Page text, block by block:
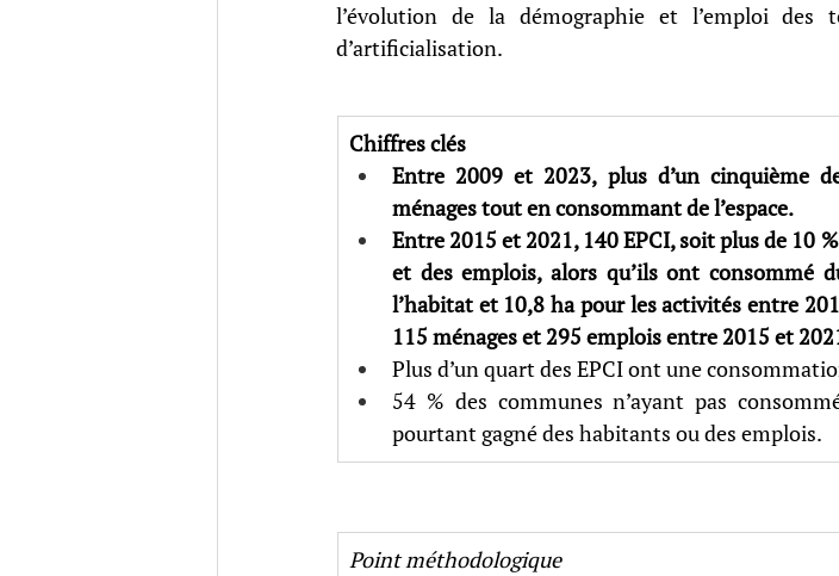
l’évolution de la démographie et l’emploi des
d’artificialisation.
Chiffres clés
Entre 2009 et 2023, plus d’un cinquième
ménages tout en consommant de l’espace.
Entre 2015 et 2021, 140 EPCI, soit plus de 10
et des emplois, alors qu’ils ont consommé
l’habitat et 10,8 ha pour les activités entre
115 ménages et 295 emplois entre 2015 et
Plus d’un quart des EPCI ont une
54 % des communes n’ayant pas
pourtant gagné des habitants ou des emplois.
Point méthodologique